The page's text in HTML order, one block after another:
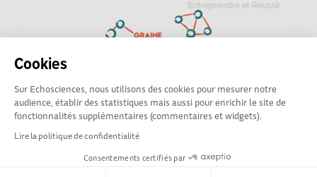
Cookies
Sur Echosciences, nous utilisons des cookies pour mesurer notre
audience, établir des statistiques mais aussi pour enrichir le site de
fonctionnalités supplémentaires (commentaires et widgets).
Lire la politique de confidentialité
Consentements certifiés par
Explorer, s’exprimer, rentrer en contact : Echosciences
Hauts-de-France est le réseau social des amateurs de
sciences et de technologies du territoire
Mentions légales|Politique de confidentialité